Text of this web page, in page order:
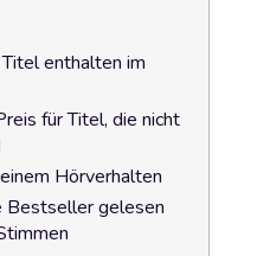
enthalten im
für Titel, die nicht
Hörverhalten
Bestseller gelesen